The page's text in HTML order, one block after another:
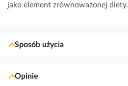
jako element zrównoważonej diety.
Sposób użycia
Opinie